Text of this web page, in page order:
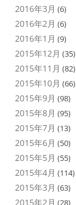
2016年3月 (6)
2016年2月 (6)
2016年1月 (9)
2015年12月 (35)
2015年11月 (82)
2015年10月 (66)
2015年9月 (98)
2015年8月 (95)
2015年7月 (13)
2015年6月 (50)
2015年5月 (55)
2015年4月 (114)
2015年3月 (63)
2015年2月 (28)